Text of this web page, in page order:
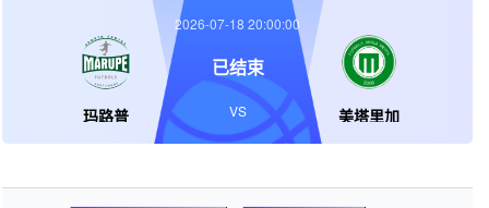
玛路普 美塔里加
2026-07-18 20:00:00
已结束
VS